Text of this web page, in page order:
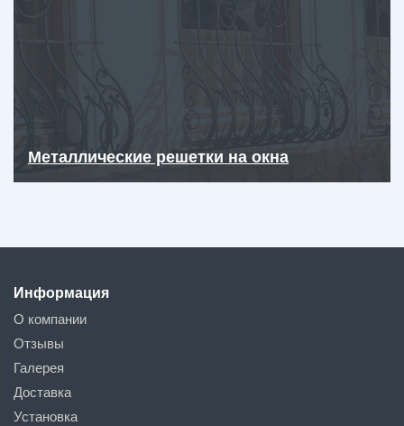
Металлические решетки на окна
Информация
О компании
Отзывы
Галерея
Доставка
Установка